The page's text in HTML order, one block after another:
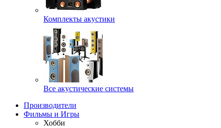
Комплекты акустики
Все акустические системы
Производители
Фильмы и Игры
Хобби